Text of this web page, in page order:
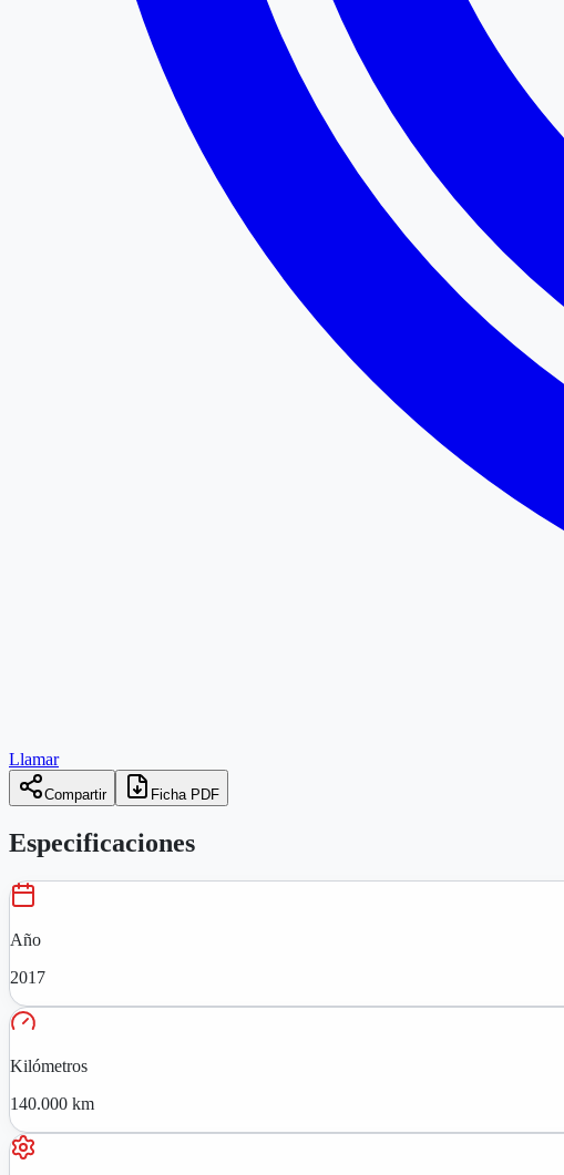
Llamar
Compartir Ficha PDF
Especificaciones
Año
2017
Kilómetros
140.000 km